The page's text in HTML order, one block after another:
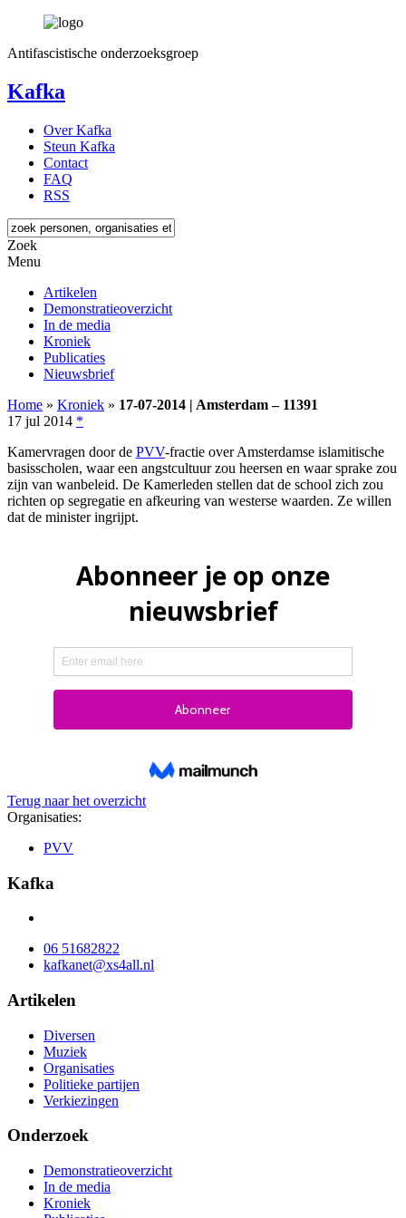
Antifascistische onderzoeksgroep
Kafka
Over Kafka
Steun Kafka
Contact
FAQ
RSS
Zoek
Menu
Artikelen
Demonstratieoverzicht
In de media
Kroniek
Publicaties
Nieuwsbrief
Home » Kroniek » 17-07-2014 | Amsterdam – 11391
17 jul 2014 *
Kamervragen door de PVV-fractie over Amsterdamse islamitische
basisscholen, waar een angstcultuur zou heersen en waar sprake zou
zijn van wanbeleid. De Kamerleden stellen dat de school zich zou
richten op segregatie en afkeuring van westerse waarden. Ze willen
dat de minister ingrijpt.
Terug naar het overzicht
Organisaties:
PVV
Kafka
06 51682822
kafkanet@xs4all.nl
Artikelen
Diversen
Muziek
Organisaties
Politieke partijen
Verkiezingen
Onderzoek
Demonstratieoverzicht
In de media
Kroniek